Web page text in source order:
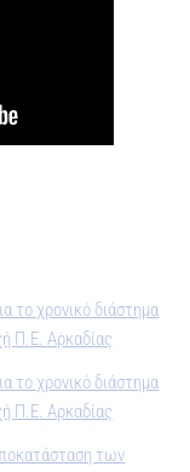
το χρονικό διάστημα
Π.Ε. Αρκαδίας
το χρονικό διάστημα
Π.Ε. Αρκαδίας
των